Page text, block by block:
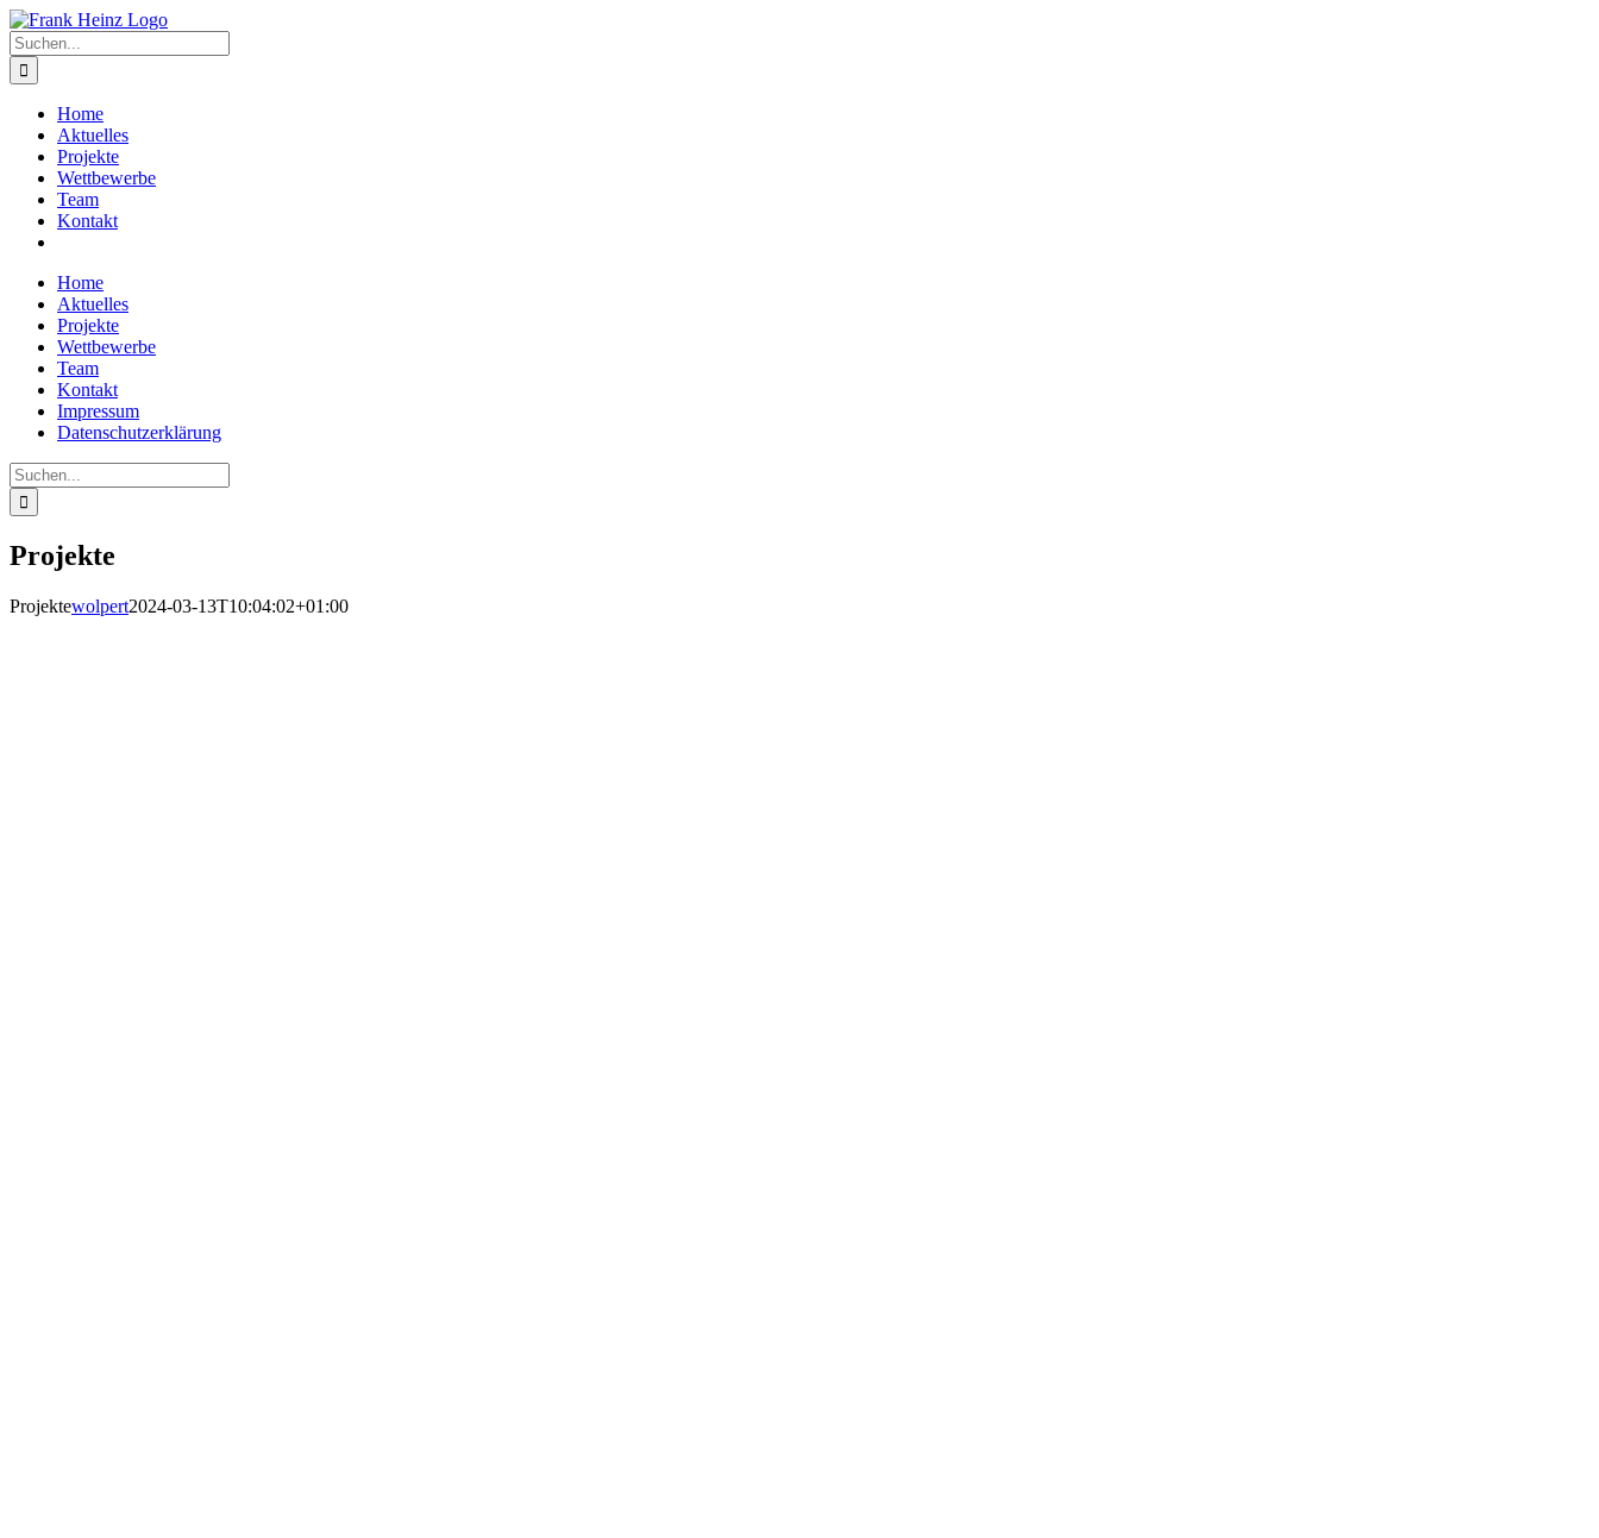
Zum
Inhalt
springen
Suche
nach:
Home
Aktuelles
Projekte
Wettbewerbe
Team
Kontakt
Home
Aktuelles
Projekte
Wettbewerbe
Team
Kontakt
Impressum
Datenschutzerklärung
Suche
nach:
Projekte
Projektewolpert2024-03-13T10:04:02+01:00